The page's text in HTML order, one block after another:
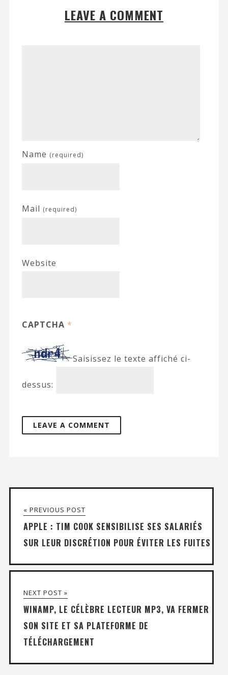
LEAVE A COMMENT
Name (required)
Mail (required)
Website
CAPTCHA *
Saisissez le texte affiché ci-
dessus:
« PREVIOUS POST
APPLE : TIM COOK SENSIBILISE SES SALARIÉS
SUR LEUR DISCRÉTION POUR ÉVITER LES FUITES
NEXT POST »
WINAMP, LE CÉLÈBRE LECTEUR MP3, VA FERMER
SON SITE ET SA PLATEFORME DE
TÉLÉCHARGEMENT